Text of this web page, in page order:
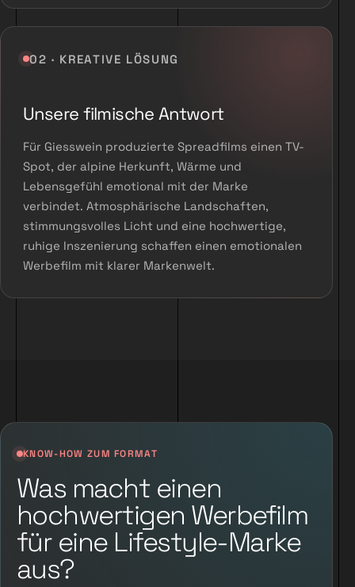
02 · KREATIVE LÖSUNG
Unsere filmische Antwort
Für Giesswein produzierte Spreadfilms einen TV-
Spot, der alpine Herkunft, Wärme und
Lebensgefühl emotional mit der Marke
verbindet. Atmosphärische Landschaften,
stimmungsvolles Licht und eine hochwertige,
ruhige Inszenierung schaffen einen emotionalen
Werbefilm mit klarer Markenwelt.
KNOW-HOW ZUM FORMAT
Was macht einen
hochwertigen Werbefilm
für eine Lifestyle-Marke
aus?